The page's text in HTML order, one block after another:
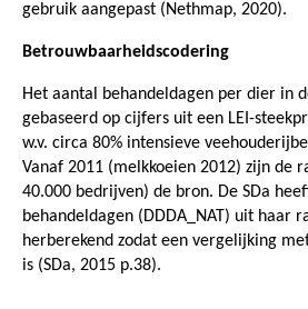
gebruik aangepast (Nethmap, 2020).
Betrouwbaarheidscodering
Het aantal behandeldagen per dier in
gebaseerd op cijfers uit een LEI-
w.v. circa 80% intensieve
Vanaf 2011 (melkkoeien 2012) zijn de
40.000 bedrijven) de bron. De SDa
behandeldagen (DDDA_NAT) uit haar
herberekend zodat een vergelijking
is (SDa, 2015 p.38).